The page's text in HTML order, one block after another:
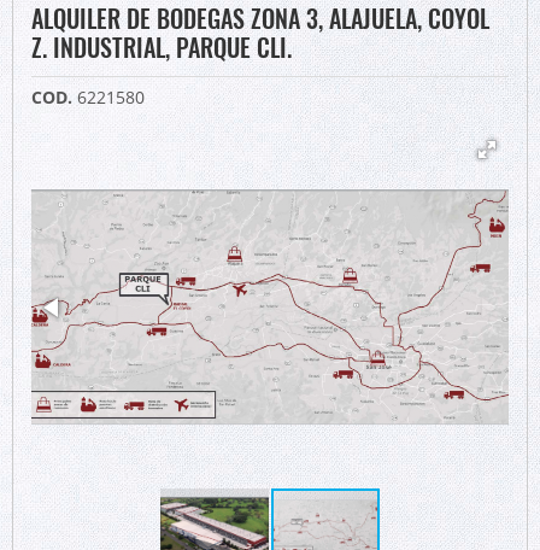
ALQUILER DE BODEGAS ZONA 3, ALAJUELA, COYOL
Z. INDUSTRIAL, PARQUE CLI.
COD. 6221580